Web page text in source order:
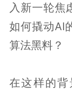
入新一轮焦
如何撬动AI
算法黑料？
在这样的背